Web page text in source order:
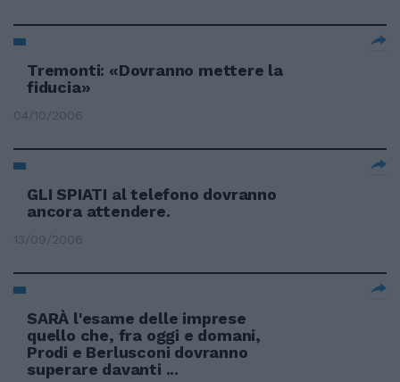
Tremonti: «Dovranno mettere la
fiducia»
04/10/2006
GLI SPIATI al telefono dovranno
ancora attendere.
13/09/2006
SARÀ l'esame delle imprese
quello che, fra oggi e domani,
Prodi e Berlusconi dovranno
superare davanti ...